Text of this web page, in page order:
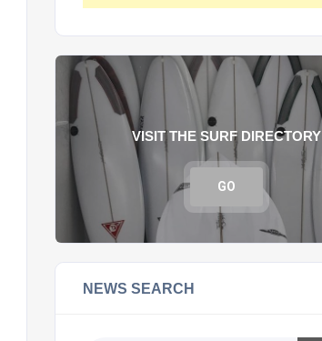
VISIT THE SURF DIRECTORY
GO
NEWS SEARCH